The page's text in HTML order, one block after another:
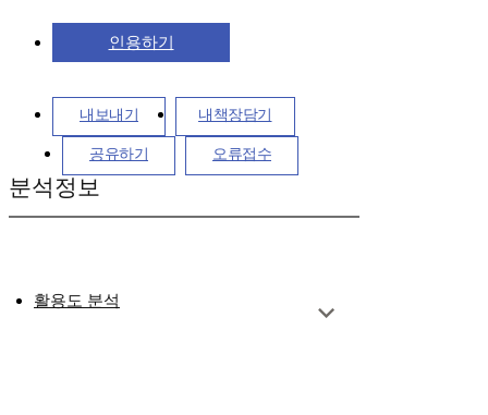
인용하기
내보내기 내책장담기
공유하기 오류접수
분석정보
활용도 분석